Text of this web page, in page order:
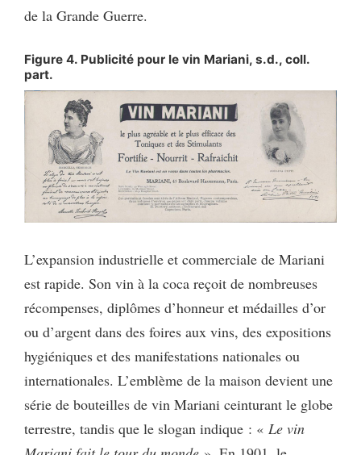
de la Grande Guerre.
Figure 4. Publicité pour le vin Mariani, s.d., coll.
part.
L’expansion industrielle et commerciale de Mariani
est rapide. Son vin à la coca reçoit de nombreuses
récompenses, diplômes d’honneur et médailles d’or
ou d’argent dans des foires aux vins, des expositions
hygiéniques et des manifestations nationales ou
internationales. L’emblème de la maison devient une
série de bouteilles de vin Mariani ceinturant le globe
terrestre, tandis que le slogan indique : « Le vin